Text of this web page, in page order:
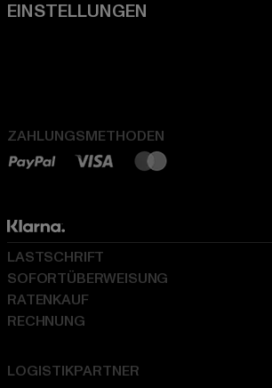
ZAHLUNGSMETHODEN
LOGISTIKPARTNER
LASTSCHRIFT
SOFORTÜBERWEISUNG
RATENKAUF
RECHNUNG